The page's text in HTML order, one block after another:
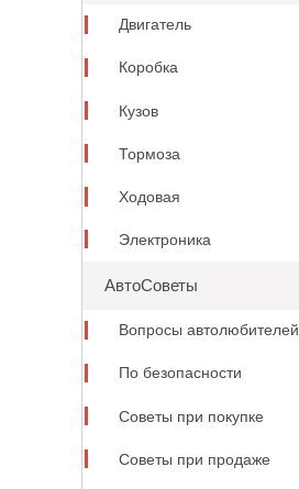
Двигатель
Коробка
Кузов
Тормоза
Ходовая
Электроника
АвтоСоветы
Вопросы автолюбителей
По безопасности
Советы при покупке
Советы при продаже